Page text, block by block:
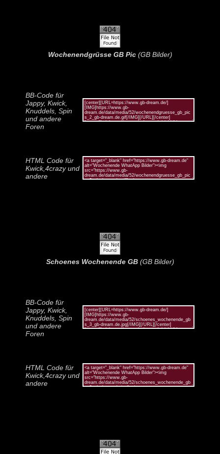
Wochenendgrüsse GB Pic(GB Bilder)
BB-Code für
Jappy, Kwick,
Knuddels, Spin
und andere
Foren
HTML Code für
Kwick,4crazy und
andere
Schoenes Wochenende GB(GB Bilder)
BB-Code für
Jappy, Kwick,
Knuddels, Spin
und andere
Foren
HTML Code für
Kwick,4crazy und
andere